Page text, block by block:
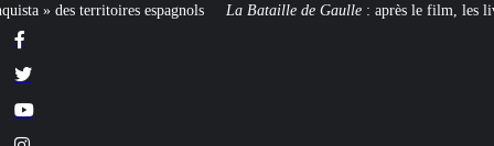
Bataille de Gaulle: après le film, les livres ! [CINÉMA]De la Comédie-